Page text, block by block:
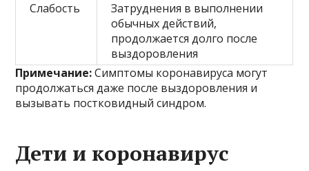
Слабость
Затруднения в выполнении
обычных действий,
продолжается долго после
выздоровления
Примечание:Симптомы коронавируса могут
продолжаться даже после выздоровления и
вызывать постковидный синдром.
Дети и коронавирус